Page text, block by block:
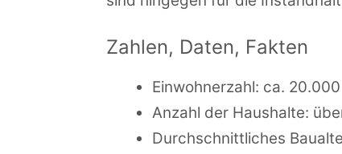
Zahlen, Daten, Fakten
Einwohnerzahl: ca. 20.000
Anzahl der Haushalte:
Durchschnittliches